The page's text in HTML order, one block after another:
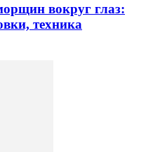
вокруг глаз:
техника